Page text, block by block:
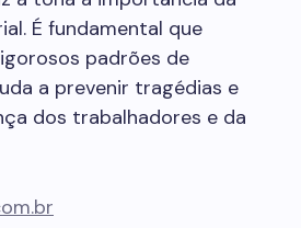
É fundamental que
padrões de
a prevenir tragédias e
dos trabalhadores e da